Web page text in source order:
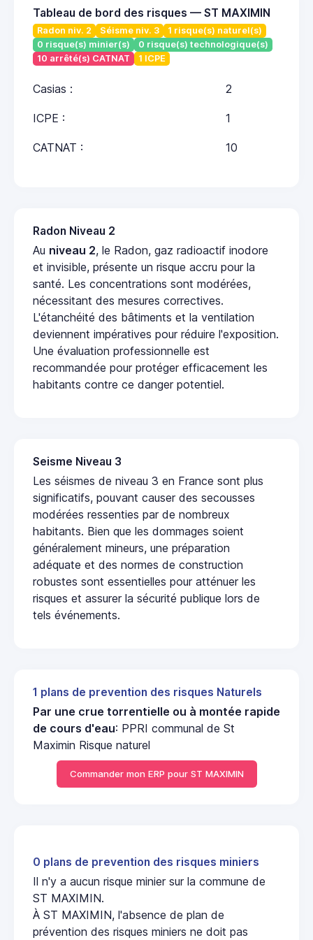
Tableau de bord des risques — ST MAXIMIN
Radon niv. 2 Séisme niv. 3
1 risque(s) naturel(s)
0 risque(s) minier(s)
0 risque(s) technologique(s)
10 arrêté(s) CATNAT
1 ICPE
Casias : 2
ICPE : 1
CATNAT : 10
Radon Niveau 2
Au niveau 2, le Radon, gaz radioactif inodore
et invisible, présente un risque accru pour la
santé. Les concentrations sont modérées,
nécessitant des mesures correctives.
L'étanchéité des bâtiments et la ventilation
deviennent impératives pour réduire l'exposition.
Une évaluation professionnelle est
recommandée pour protéger efficacement les
habitants contre ce danger potentiel.
Seisme Niveau 3
Les séismes de niveau 3 en France sont plus
significatifs, pouvant causer des secousses
modérées ressenties par de nombreux
habitants. Bien que les dommages soient
généralement mineurs, une préparation
adéquate et des normes de construction
robustes sont essentielles pour atténuer les
risques et assurer la sécurité publique lors de
tels événements.
1 plans de prevention des risques Naturels
Par une crue torrentielle ou à montée rapide
de cours d'eau: PPRI communal de St
Maximin Risque naturel
Commander mon ERP pour ST MAXIMIN
0 plans de prevention des risques miniers
Il n'y a aucun risque minier sur la commune de
ST MAXIMIN.
À ST MAXIMIN, l'absence de plan de
prévention des risques miniers ne doit pas